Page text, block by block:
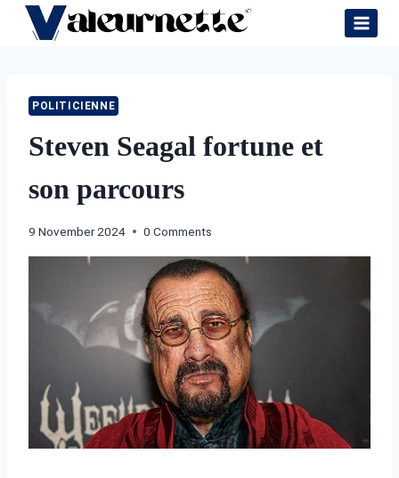
Skip
POLITICIENNE
Steven Seagal fortune et
son parcours
9 November 2024 0 Comments